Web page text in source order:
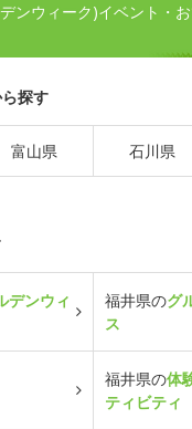
ンウィーク)イベント・
探す
富山県 石川県
デンウィ
福井県のグ
ス
福井県の体
ティビティ